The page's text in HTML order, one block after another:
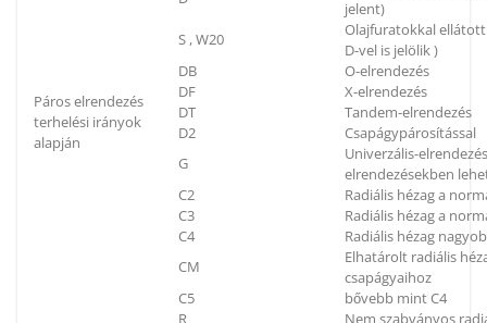
jelent)
S , W20
Olajfuratokkal
D-vel is jelölik )
Páros elrendezés
terhelési irányok
alapján
DB
O-elrendezés
DF
X-elrendezés
DT
Tandem-elrendezés
D2
Csapágypárosítással
G
Univerzális-
elrendezésekben
C2
Radiális hézag a
C3
Radiális hézag a
C4
Radiális hézag
CM
Elhatárolt radiális
csapágyaihoz
C5
bővebb mint C4
R
Nem szabványos